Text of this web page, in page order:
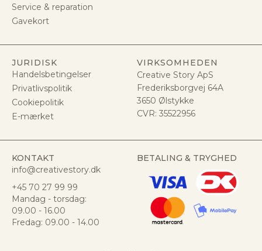
Service & reparation
Gavekort
JURIDISK
Handelsbetingelser
Privatlivspolitik
Cookiepolitik
E-mærket
VIRKSOMHEDEN
Creative Story ApS
Frederiksborgvej 64A
3650 Ølstykke
CVR: 35522956
KONTAKT
info@creativestory.dk
+45 70 27 99 99
Mandag - torsdag:
09.00 - 16.00
Fredag: 09.00 - 14.00
BETALING & TRYGHED